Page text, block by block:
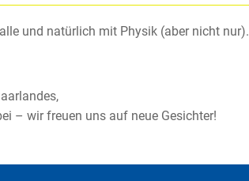
und natürlich mit Physik (aber nicht nur).
– wir freuen uns auf neue Gesichter!